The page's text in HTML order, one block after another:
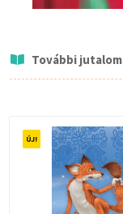
További